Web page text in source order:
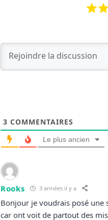
3 COMMENTAIRES
Le plus ancien
Rooks 3 années il y a
Bonjour je voudrais posé une
car ont voit de partout des